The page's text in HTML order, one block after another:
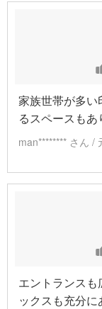
家族世帯が多
るスペースもあ
man******** さん /
エントランス
ックスも充分に